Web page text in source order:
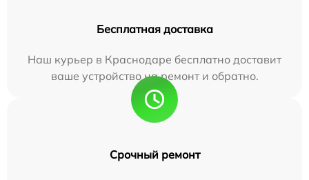
Бесплатная доставка
Наш курьер в Краснодаре бесплатно доставит
ваше устройство на ремонт и обратно.
Срочный ремонт